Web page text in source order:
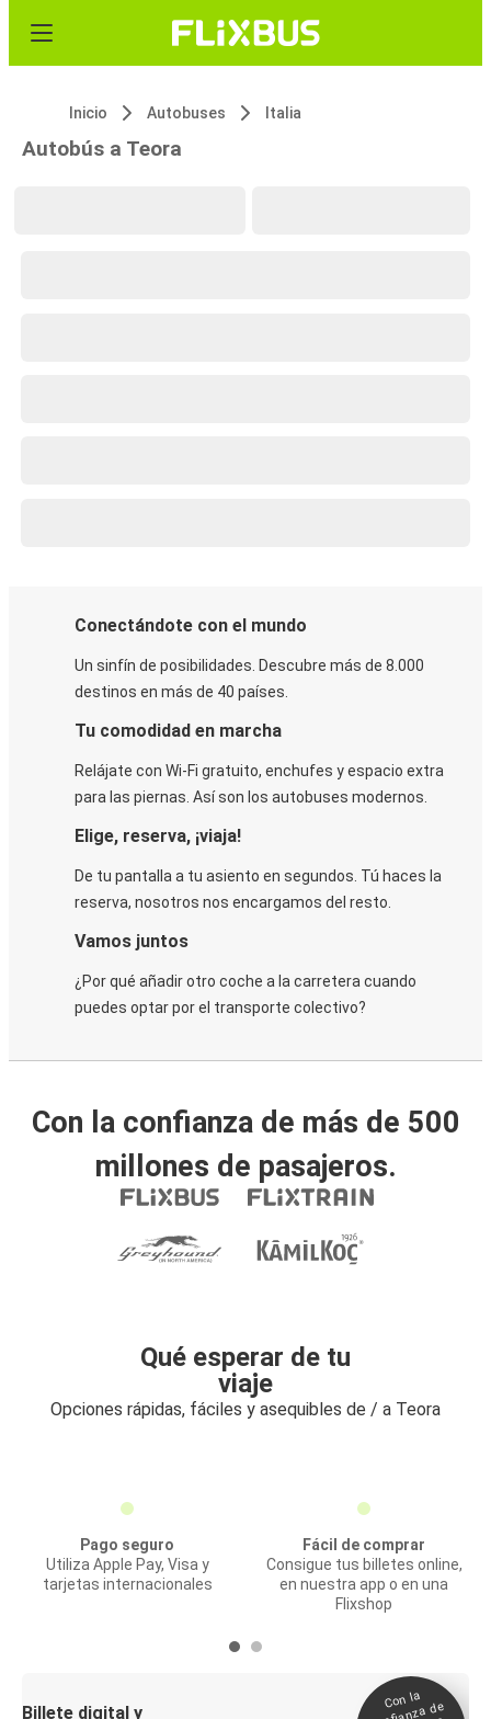
Inicio Autobuses Italia
Autobús a Teora
Conectándote con el mundo
Un sinfín de posibilidades. Descubre más de 8.000
destinos en más de 40 países.
Tu comodidad en marcha
Relájate con Wi-Fi gratuito, enchufes y espacio extra
para las piernas. Así son los autobuses modernos.
Elige, reserva, ¡viaja!
De tu pantalla a tu asiento en segundos. Tú haces la
reserva, nosotros nos encargamos del resto.
Vamos juntos
¿Por qué añadir otro coche a la carretera cuando
puedes optar por el transporte colectivo?
Con la confianza de más de 500
millones de pasajeros.
Qué esperar de tu
viaje
Opciones rápidas, fáciles y asequibles de / a Teora
Pago seguro
Utiliza Apple Pay, Visa y
tarjetas internacionales
Fácil de comprar
Consigue tus billetes online,
en nuestra app o en una
Flixshop
Billete digital y
Con la